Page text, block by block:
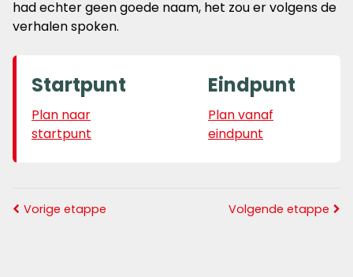
had echter geen goede naam, het zou er volgens de
verhalen spoken.
Startpunt
Plan naar
startpunt
Eindpunt
Plan vanaf
eindpunt
Vorige etappe Volgende etappe